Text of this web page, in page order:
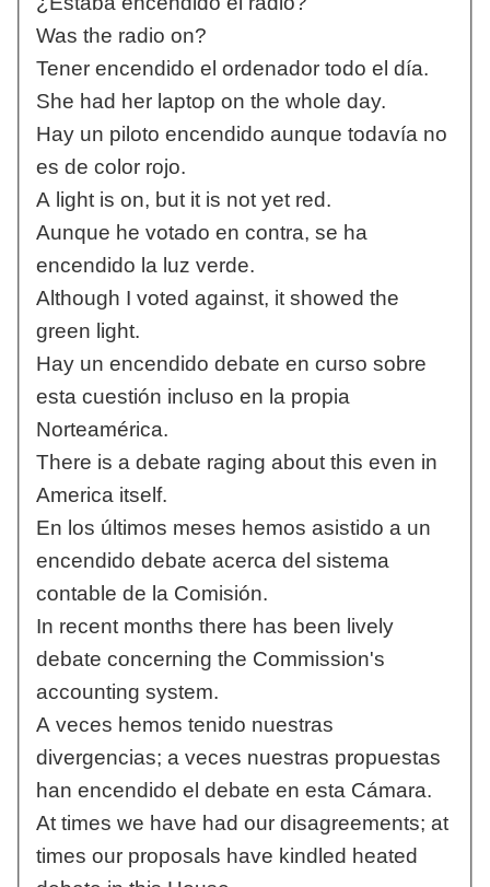
Was the radio on?
Tener encendido el ordenador todo el día.
She had her laptop on the whole day.
Hay un piloto encendido aunque todavía no
es de color rojo.
A light is on, but it is not yet red.
Aunque he votado en contra, se ha
encendido la luz verde.
Although I voted against, it showed the
green light.
Hay un encendido debate en curso sobre
esta cuestión incluso en la propia
Norteamérica.
There is a debate raging about this even in
America itself.
En los últimos meses hemos asistido a un
encendido debate acerca del sistema
contable de la Comisión.
In recent months there has been lively
debate concerning the Commission's
accounting system.
A veces hemos tenido nuestras
divergencias; a veces nuestras propuestas
han encendido el debate en esta Cámara.
At times we have had our disagreements; at
times our proposals have kindled heated